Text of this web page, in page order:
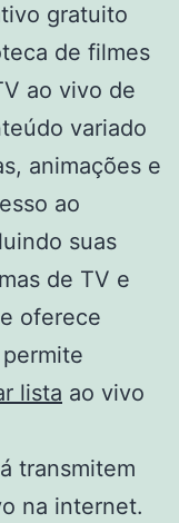
gratuito
de filmes
ao vivo de
variado
animações e
ao
suas
de TV e
oferece
lista ao vivo
transmitem
na internet.